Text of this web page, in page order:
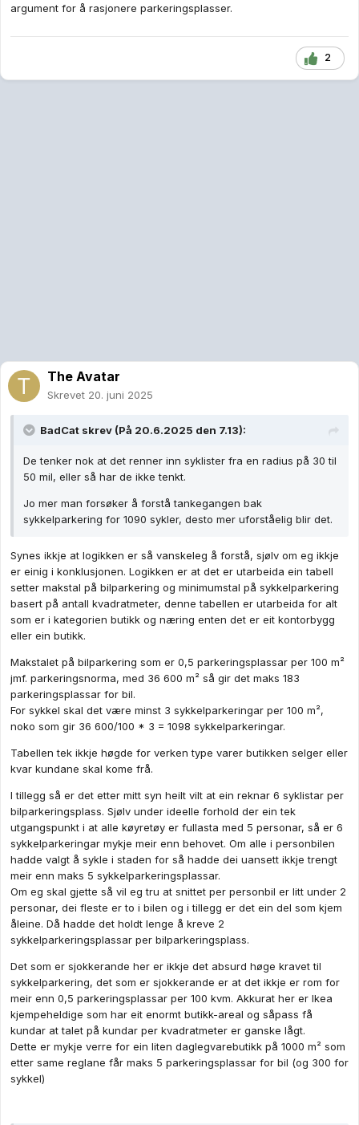
argument for å rasjonere parkeringsplasser.
2
The Avatar
Skrevet 20. juni 2025
BadCat skrev (På 20.6.2025 den 7.13):
De tenker nok at det renner inn syklister fra en radius på 30 til
50 mil, eller så har de ikke tenkt.
Jo mer man forsøker å forstå tankegangen bak
sykkelparkering for 1090 sykler, desto mer uforståelig blir det.
Synes ikkje at logikken er så vanskeleg å forstå, sjølv om eg ikkje
er einig i konklusjonen. Logikken er at det er utarbeida ein tabell
setter makstal på bilparkering og minimumstal på sykkelparkering
basert på antall kvadratmeter, denne tabellen er utarbeida for alt
som er i kategorien butikk og næring enten det er eit kontorbygg
eller ein butikk.
Makstalet på bilparkering som er 0,5 parkeringsplassar per 100 m²
jmf. parkeringsnorma, med 36 600 m² så gir det maks 183
parkeringsplassar for bil.
For sykkel skal det være minst 3 sykkelparkeringar per 100 m²,
noko som gir 36 600/100 * 3 = 1098 sykkelparkeringar.
Tabellen tek ikkje høgde for verken type varer butikken selger eller
kvar kundane skal kome frå.
I tillegg så er det etter mitt syn heilt vilt at ein reknar 6 syklistar per
bilparkeringsplass. Sjølv under ideelle forhold der ein tek
utgangspunkt i at alle køyretøy er fullasta med 5 personar, så er 6
sykkelparkeringar mykje meir enn behovet. Om alle i personbilen
hadde valgt å sykle i staden for så hadde dei uansett ikkje trengt
meir enn maks 5 sykkelparkeringsplassar.
Om eg skal gjette så vil eg tru at snittet per personbil er litt under 2
personar, dei fleste er to i bilen og i tillegg er det ein del som kjem
åleine. Då hadde det holdt lenge å kreve 2
sykkelparkeringsplassar per bilparkeringsplass.
Det som er sjokkerande her er ikkje det absurd høge kravet til
sykkelparkering, det som er sjokkerande er at det ikkje er rom for
meir enn 0,5 parkeringsplassar per 100 kvm. Akkurat her er Ikea
kjempeheldige som har eit enormt butikk-areal og såpass få
kundar at talet på kundar per kvadratmeter er ganske lågt.
Dette er mykje verre for ein liten daglegvarebutikk på 1000 m² som
etter same reglane får maks 5 parkeringsplassar for bil (og 300 for
sykkel)